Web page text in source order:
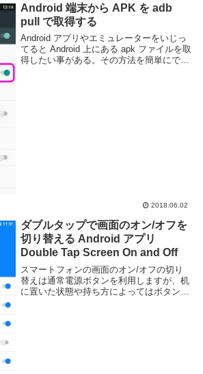
Android 端末から APK を adb
pull で取得する
Android アプリやエミュレーターをいじっ
てると Android 上にある apk ファイルを取
得したい事がある。その方法を簡単にでは
2018.06.02
ダブルタップで画面のオン/オフを
切り替える Android アプリ
Double Tap Screen On and Off
スマートフォンの画面のオン/オフの切り
替えは通常電源ボタンを利用しますが、机
に置いた状態や持ち方によってはボタンが